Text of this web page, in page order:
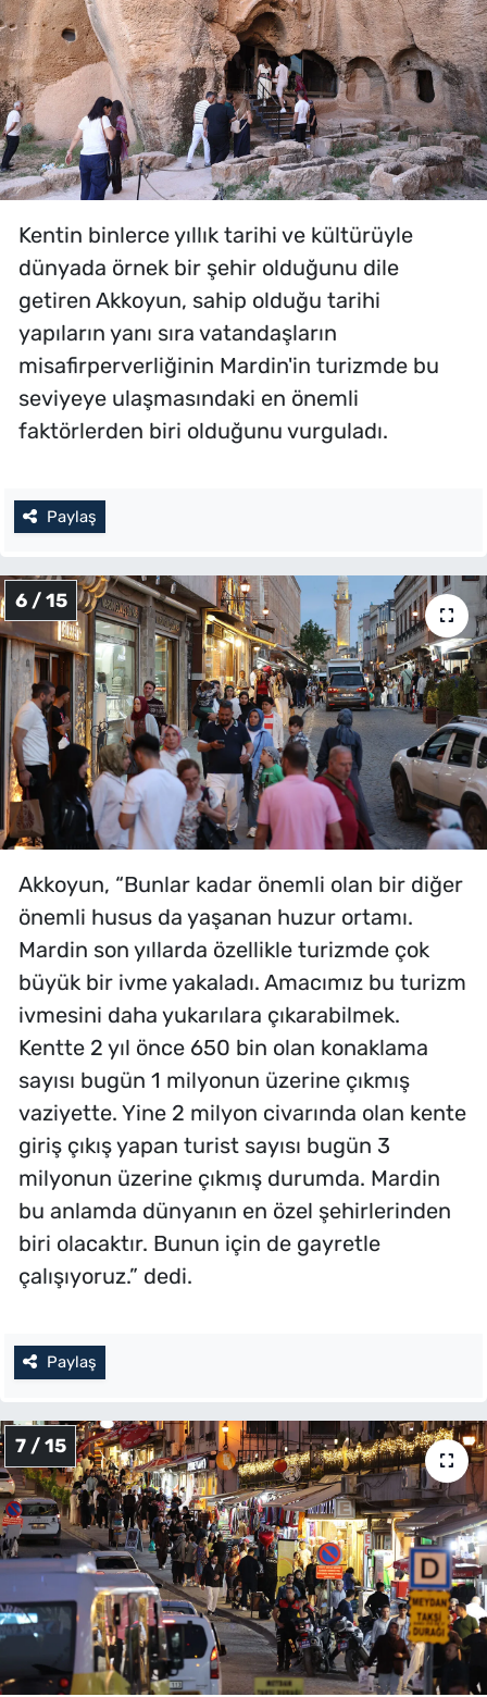
Kentin binlerce yıllık tarihi ve kültürüyle
dünyada örnek bir şehir olduğunu dile
getiren Akkoyun, sahip olduğu tarihi
yapıların yanı sıra vatandaşların
misafirperverliğinin Mardin'in turizmde bu
seviyeye ulaşmasındaki en önemli
faktörlerden biri olduğunu vurguladı.
Paylaş
6 / 15
Akkoyun, “Bunlar kadar önemli olan bir diğer
önemli husus da yaşanan huzur ortamı.
Mardin son yıllarda özellikle turizmde çok
büyük bir ivme yakaladı. Amacımız bu turizm
ivmesini daha yukarılara çıkarabilmek.
Kentte 2 yıl önce 650 bin olan konaklama
sayısı bugün 1 milyonun üzerine çıkmış
vaziyette. Yine 2 milyon civarında olan kente
giriş çıkış yapan turist sayısı bugün 3
milyonun üzerine çıkmış durumda. Mardin
bu anlamda dünyanın en özel şehirlerinden
biri olacaktır. Bunun için de gayretle
çalışıyoruz.” dedi.
Paylaş
7 / 15